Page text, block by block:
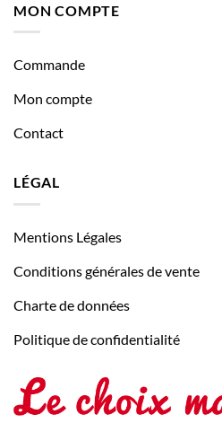
MON COMPTE
Commande
Mon compte
Contact
LÉGAL
Mentions Légales
Conditions générales de vente
Charte de données
Politique de confidentialité